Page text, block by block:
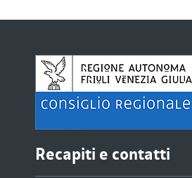
Recapiti e contatti